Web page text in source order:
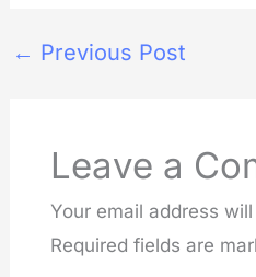
← Previous Post
Leave a
Your email address
Required fields are